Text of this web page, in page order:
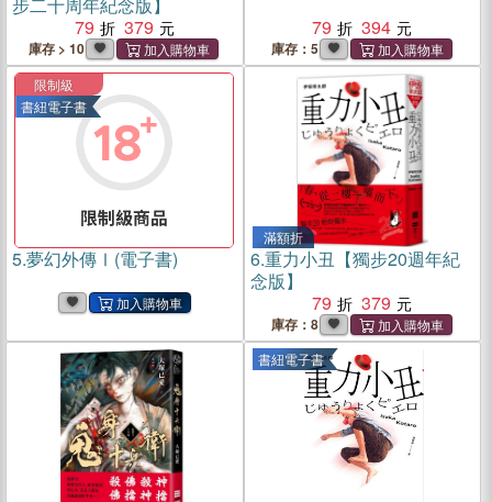
79
379
庫存 > 10
79
394
庫存：5
限制級
書紐電子書
5.夢幻外傳Ⅰ(電子書)
滿額折
6.重力小丑【獨步20週年紀
念版】
79
379
庫存：8
書紐電子書